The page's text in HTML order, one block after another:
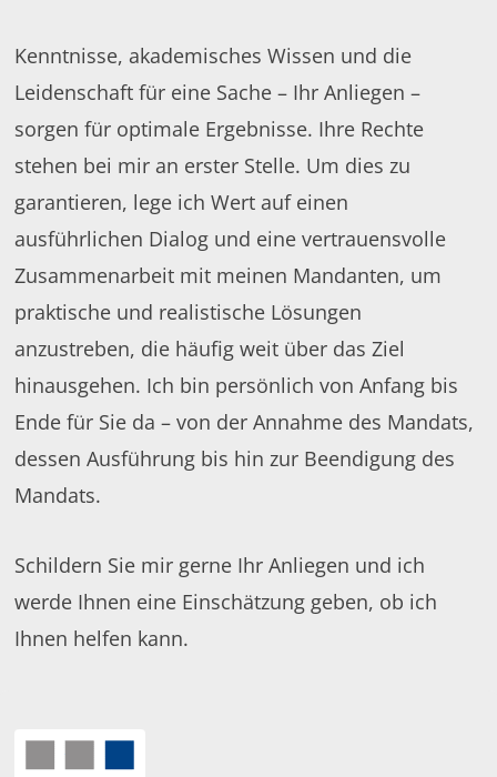
Kenntnisse, akademisches Wissen und die
Leidenschaft für eine Sache – Ihr Anliegen –
sorgen für optimale Ergebnisse. Ihre Rechte
stehen bei mir an erster Stelle. Um dies zu
garantieren, lege ich Wert auf einen
ausführlichen Dialog und eine vertrauensvolle
Zusammenarbeit mit meinen Mandanten, um
praktische und realistische Lösungen
anzustreben, die häufig weit über das Ziel
hinausgehen. Ich bin persönlich von Anfang bis
Ende für Sie da – von der Annahme des Mandats,
dessen Ausführung bis hin zur Beendigung des
Mandats.
Schildern Sie mir gerne Ihr Anliegen und ich
werde Ihnen eine Einschätzung geben, ob ich
Ihnen helfen kann.